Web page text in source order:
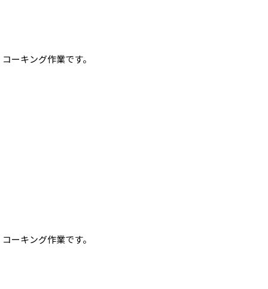
コーキング作業です。
コーキング作業です。